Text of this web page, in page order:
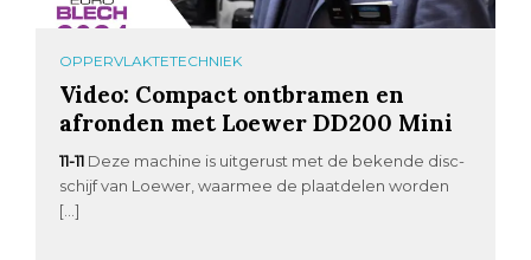
OPPERVLAKTETECHNIEK
Video: Compact ontbramen en
afronden met Loewer DD200 Mini
11-11 Deze machine is uitgerust met de bekende disc-
schijf van Loewer, waarmee de plaatdelen worden
[…]